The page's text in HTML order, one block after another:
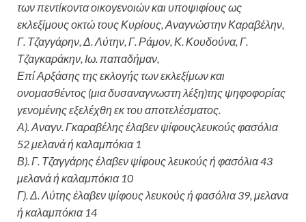
των πεντίκοντα οικογενοιών και υποψιφίους ως
εκλεξίμουςοκτώ τους Κυρίους, Αναγνώστην Καραβέλην,
Γ. Τζαγγάρην, Δ. Λύτην, Γ. Ράμον, Κ. Κουδούνα, Γ.
Τζαγκαράκην, Ιω. παπαδήμαν,
Επί Αρξάσης της εκλογής των εκλεξίμων και
ονομασθέντος (μια δυσαναγνωστη λέξη)της ψηφοφορίας
γενομένης εξελέχθη εκ του αποτελέσματος.
Α). Αναγν. Γκαραβέλης έλαβεν ψίφουςλευκούς φασόλια
52 μελανά ή καλαμπόκια 1
Β). Γ. Τζαγγάρης έλαβεν ψίφους λευκούς ή φασόλια 43
μελανά ή καλαμπόκια 10
Γ). Δ. Λύτης έλαβεν ψίφους λευκούς ή φασόλια 39, μελανα
ή καλαμπόκια 14